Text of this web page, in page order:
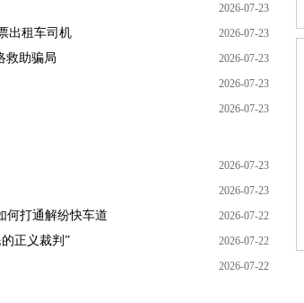
2026-07-23
出租车司机 2026-07-23
救助骗局 2026-07-23
2026-07-23
2026-07-23
2026-07-23
2026-07-23
何打通解纷快车道 2026-07-22
正义裁判” 2026-07-22
2026-07-22